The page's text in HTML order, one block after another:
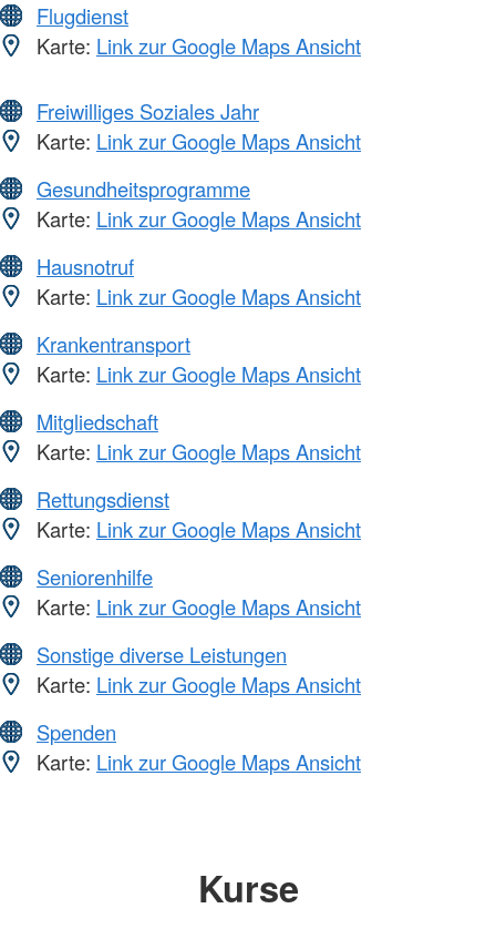
Flugdienst
Karte: Link zur Google Maps Ansicht
Freiwilliges Soziales Jahr
Karte: Link zur Google Maps Ansicht
Gesundheitsprogramme
Karte: Link zur Google Maps Ansicht
Hausnotruf
Karte: Link zur Google Maps Ansicht
Krankentransport
Karte: Link zur Google Maps Ansicht
Mitgliedschaft
Karte: Link zur Google Maps Ansicht
Rettungsdienst
Karte: Link zur Google Maps Ansicht
Seniorenhilfe
Karte: Link zur Google Maps Ansicht
Sonstige diverse Leistungen
Karte: Link zur Google Maps Ansicht
Spenden
Karte: Link zur Google Maps Ansicht
Kurse